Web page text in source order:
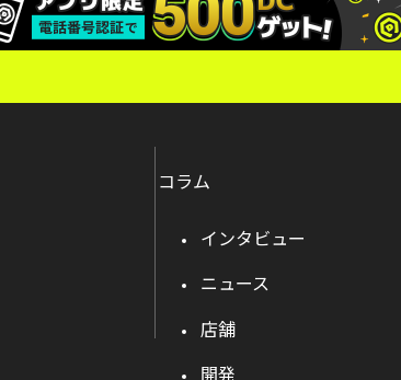
コラム
インタビュー
ニュース
店舗
開発